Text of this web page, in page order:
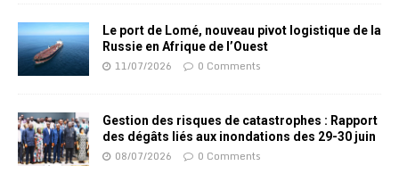
Le port de Lomé, nouveau pivot logistique de la
Russie en Afrique de l’Ouest
11/07/2026 0 Comments
Gestion des risques de catastrophes : Rapport
des dégâts liés aux inondations des 29-30 juin
08/07/2026 0 Comments